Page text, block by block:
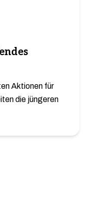
Aktionen für
die jüngeren